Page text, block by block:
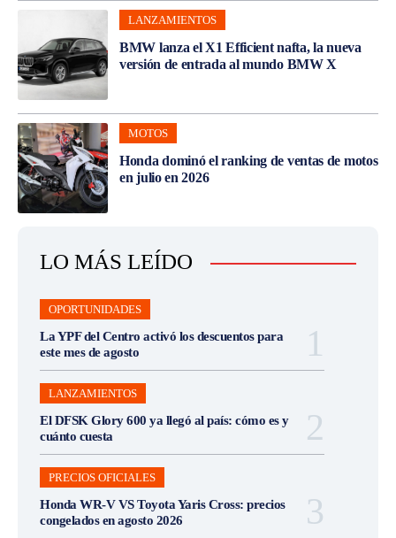
LANZAMIENTOS
BMW lanza el X1 Efficient nafta, la nueva
versión de entrada al mundo BMW X
MOTOS
Honda dominó el ranking de ventas de motos
en julio en 2026
LO MÁS LEÍDO
OPORTUNIDADES
La YPF del Centro activó los descuentos para
este mes de agosto
LANZAMIENTOS
El DFSK Glory 600 ya llegó al país: cómo es y
cuánto cuesta
PRECIOS OFICIALES
Honda WR-V VS Toyota Yaris Cross: precios
congelados en agosto 2026